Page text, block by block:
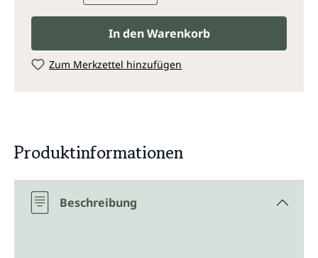
In den Warenkorb
Zum Merkzettel hinzufügen
Produktinformationen
Beschreibung